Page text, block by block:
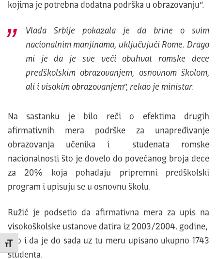
Promeni veličinu slova
kojima je potrebna dodatna podrška u obrazovanju“.
Vlada Srbije pokazala je da brine o svim
nacionalnim manjinama, uključujući Rome. Drago
mi je da je sve veći obuhvat romske dece
predškolskim obrazovanjem, osnovnom školom,
ali i visokim obrazovanjem“, rekao je ministar.
Na sastanku je bilo reči o efektima drugih
afirmativnih mera podrške za unapređivanje
obrazovanja učenika i studenata romske
nacionalnosti što je dovelo do povećanog broja dece
za 20% koja pohađaju pripremni predškolski
program i upisuju se u osnovnu školu.
Ružić je podsetio da afirmativna mera za upis na
visokoškolske ustanove datira iz 2003/2004. godine,
kao i da je do sada uz tu meru upisano ukupno 1743
studenta.